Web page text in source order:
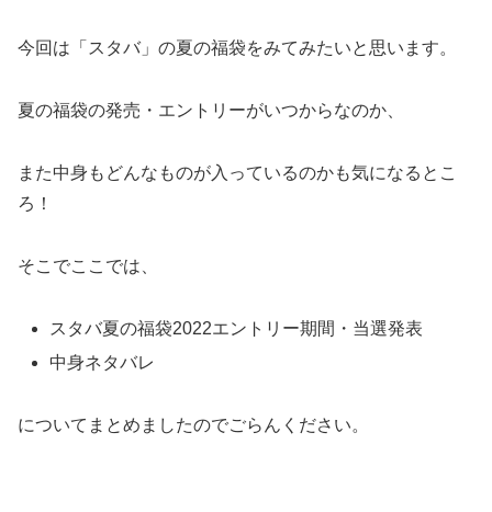
今回は「スタバ」の夏の福袋をみてみたいと思います。
夏の福袋の発売・エントリーがいつからなのか、
また中身もどんなものが入っているのかも気になるとこ
ろ！
そこでここでは、
スタバ夏の福袋2022エントリー期間・当選発表
中身ネタバレ
についてまとめましたのでごらんください。